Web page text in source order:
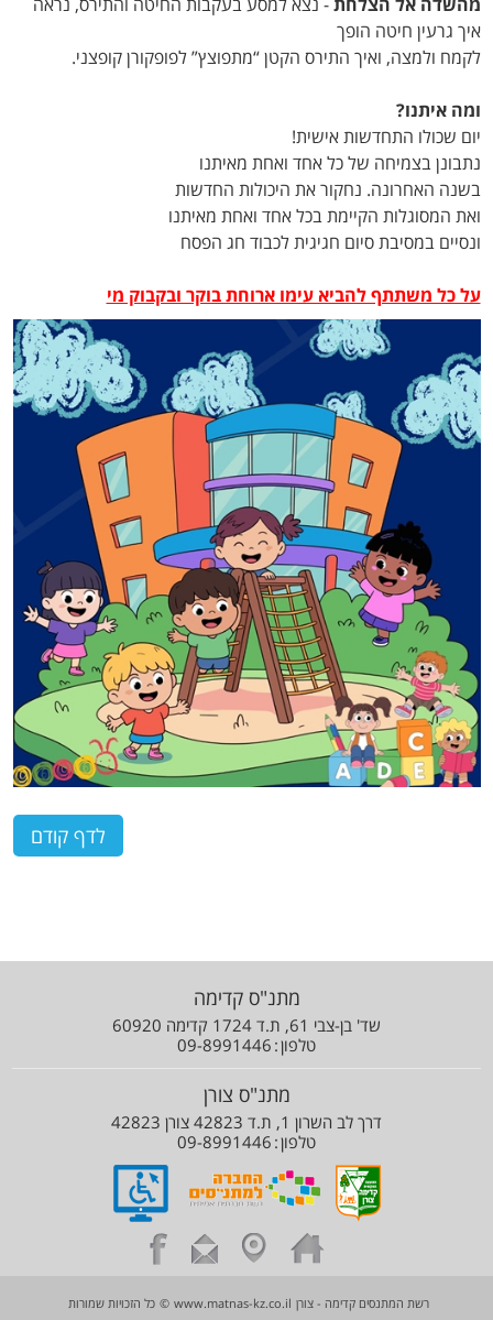
איך גרעין חיטה הופך
לקמח ולמצה, ואיך התירס הקטן “מתפוצץ” לפופקורן קופצני.
ומה איתנו?
יום שכולו התחדשות אישית!
נתבונן בצמיחה של כל אחד ואחת מאיתנו
בשנה האחרונה. נחקור את היכולות החדשות
ואת המסוגלות הקיימת בכל אחד ואחת מאיתנו
ונסיים במסיבת סיום חגיגית לכבוד חג הפסח
על כל משתתף להביא עימו ארוחת בוקר ובקבוק מי
מתנ"ס קדימה
שד' בן-צבי 61, ת.ד 1724 קדימה 60920
טלפון
09-8991446
מתנ"ס צורן
דרך לב השרון 1, ת.ד 42823 צורן 42823
טלפון
09-8991446
רשת המתנסים קדימה - צורן www.matnas-kz.co.il
© כל הזכויות שמורות